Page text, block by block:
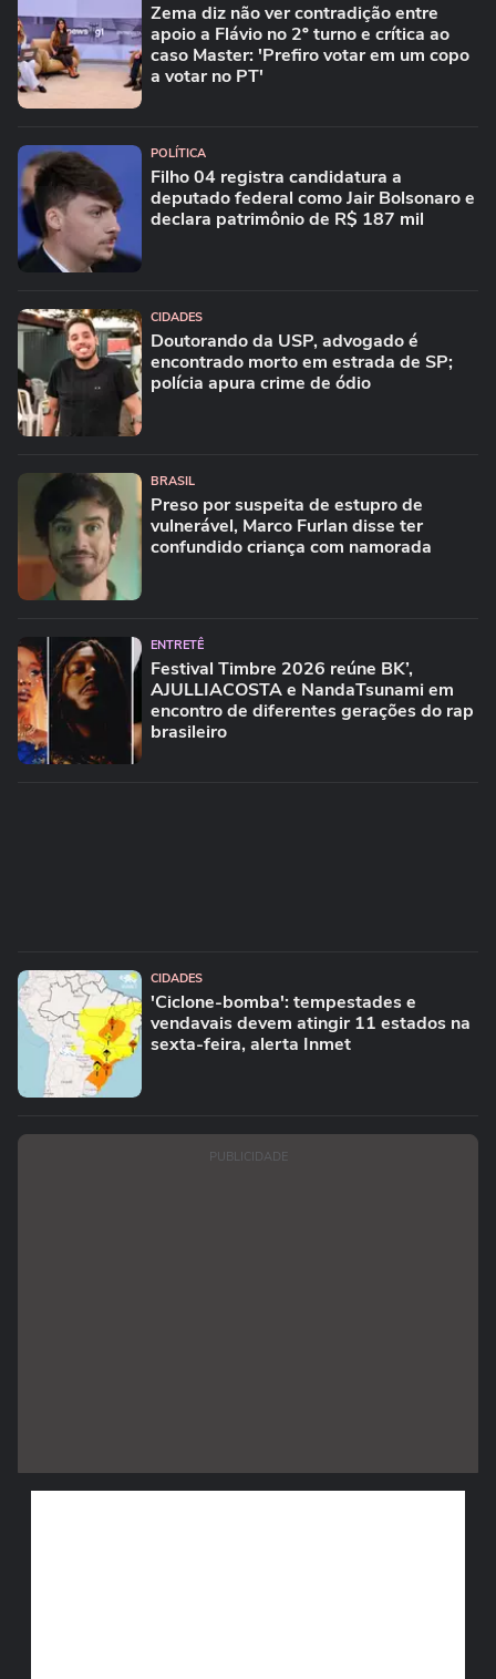
Zema diz não ver contradição entre
apoio a Flávio no 2º turno e crítica ao
caso Master: 'Prefiro votar em um copo
a votar no PT'
POLÍTICA
Filho 04 registra candidatura a
deputado federal como Jair Bolsonaro e
declara patrimônio de R$ 187 mil
CIDADES
Doutorando da USP, advogado é
encontrado morto em estrada de SP;
polícia apura crime de ódio
BRASIL
Preso por suspeita de estupro de
vulnerável, Marco Furlan disse ter
confundido criança com namorada
ENTRETÊ
Festival Timbre 2026 reúne BK’,
AJULLIACOSTA e NandaTsunami em
encontro de diferentes gerações do rap
brasileiro
CIDADES
'Ciclone-bomba': tempestades e
vendavais devem atingir 11 estados na
sexta-feira, alerta Inmet
PUBLICIDADE